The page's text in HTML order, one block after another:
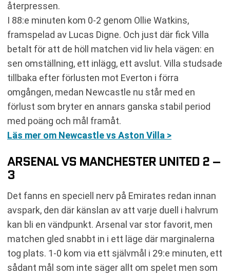
återpressen.
I 88:e minuten kom 0-2 genom Ollie Watkins,
framspelad av Lucas Digne. Och just där fick Villa
betalt för att de höll matchen vid liv hela vägen: en
sen omställning, ett inlägg, ett avslut. Villa studsade
tillbaka efter förlusten mot Everton i förra
omgången, medan Newcastle nu står med en
förlust som bryter en annars ganska stabil period
med poäng och mål framåt.
Läs mer om Newcastle vs Aston Villa >
ARSENAL VS MANCHESTER UNITED 2 –
3
Det fanns en speciell nerv på Emirates redan innan
avspark, den där känslan av att varje duell i halvrum
kan bli en vändpunkt. Arsenal var stor favorit, men
matchen gled snabbt in i ett läge där marginalerna
tog plats. 1-0 kom via ett självmål i 29:e minuten, ett
sådant mål som inte säger allt om spelet men som